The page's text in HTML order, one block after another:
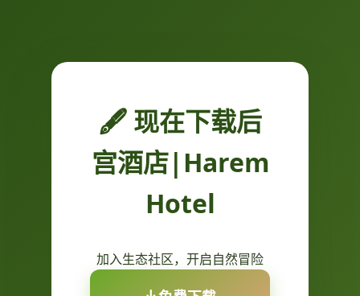
🖋️ 现在下载后
宫酒店|Harem
Hotel
加入生态社区，开启自然冒险